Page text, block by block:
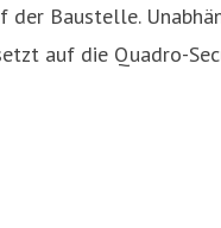
Baustelle.
auf die Quadro-